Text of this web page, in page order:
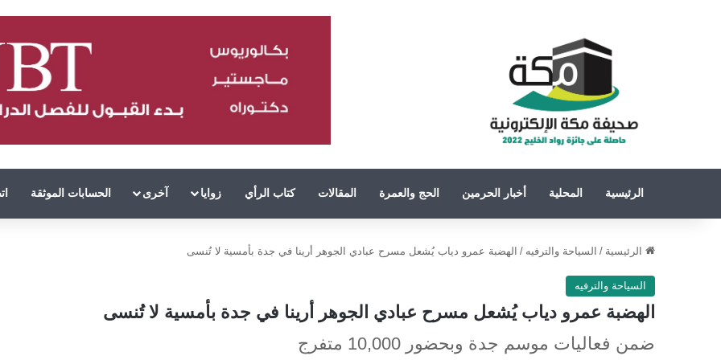
الرئيسية المحلية أخبار الحرمين الحج والعمرة المقالات كتاب الرأي زوايا آخرى الحسابات الموثقة
الرئيسية / السياحة والترفيه / الهضبة عمرو دياب يُشعل مسرح عبادي الجوهر أرينا في جدة بأمسية لا تُنسى
السياحة والترفيه
الهضبة عمرو دياب يُشعل مسرح عبادي الجوهر أرينا في جدة بأمسية لا تُنسى
ضمن فعاليات موسم جدة وبحضور 10,000 متفرج